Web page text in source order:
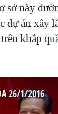
sở này
dự án xây
khắp
26/1/2016